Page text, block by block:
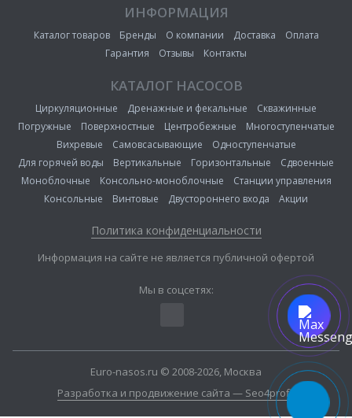
ИНФОРМАЦИЯ
Каталог товаров Бренды О компании Доставка
Оплата
Гарантия
Отзывы Контакты
КАТАЛОГ НАСОСОВ
Циркуляционные Дренажные и фекальные
Скважинные
Погружные
Поверхностные Центробежные
Многоступенчатые
Вихревые
Самовсасывающие
Одноступенчатые
Для горячей воды
Вертикальные Горизонтальные
Сдвоенные
Моноблочные
Консольно-моноблочные
Станции управления
Консольные
Винтовые Двустороннего входа Акции
Политика конфиденциальности
Информация на сайте не является публичной офертой
Мы в соцсетях:
Euro-nasos.ru © 2008-2026, Москва
Разработка и продвижение сайта — Seo4profit